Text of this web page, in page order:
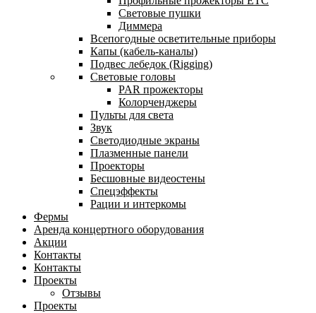
Световые пушки
Диммера
Всепогодные осветительные приборы
Капы (кабель-каналы)
Подвес лебедок (Rigging)
Световые головы
PAR прожекторы
Колорченджеры
Пульты для света
Звук
Светодиодные экраны
Плазменные панели
Проекторы
Бесшовные видеостены
Спецэффекты
Рации и интеркомы
Фермы
Аренда концертного оборудования
Акции
Контакты
Контакты
Проекты
Отзывы
Проекты